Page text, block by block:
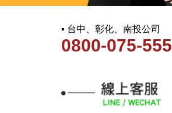
▪ 台中、彰化、南投公司
0800-075-555